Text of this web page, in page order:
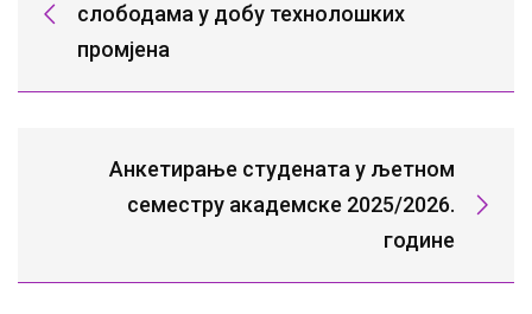
слободама у добу технолошких
промјена
Анкетирање студената у љетном
семестру академске 2025/2026.
године